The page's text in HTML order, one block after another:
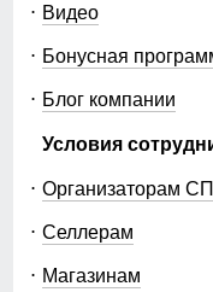
Видео
Бонусная
Блог компании
Условия
Организаторам СП
Селлерам
Магазинам